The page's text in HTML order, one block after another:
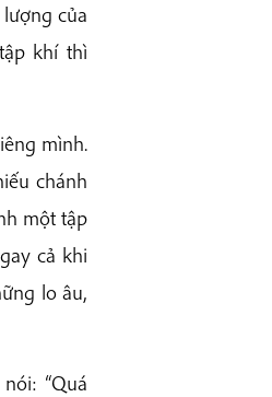
của
khí thì
mình.
chánh
một tập
cả khi
lo âu,
“Quá